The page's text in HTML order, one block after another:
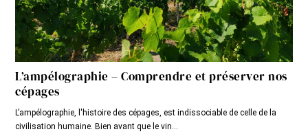
L’ampélographie – Comprendre et préserver nos
cépages
L’ampélographie, l'histoire des cépages, est indissociable de celle de la
civilisation humaine. Bien avant que le vin...